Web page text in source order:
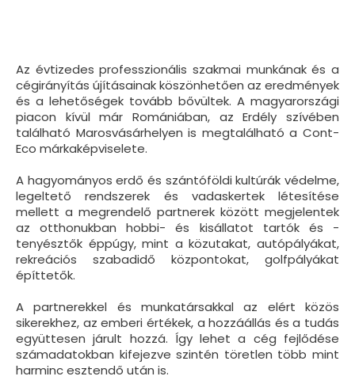
Az évtizedes professzionális szakmai munkának és a
cégirányítás újításai­nak köszönhetően az eredmények
és a lehetőségek tovább bővültek. A magyarországi
piacon kívül már Romániában, az Erdély szívében
található Marosvásárhelyen is megtalálható a Cont-
Eco márkaképviselete.
A hagyományos erdő és szántóföldi kultúrák védelme,
legeltető rendszerek és vadaskertek létesítése
mellett a megrendelő partnerek között megjelentek
az otthonukban hobbi- és kisállatot tartók és -
tenyésztők éppúgy, mint a közutakat, autópályákat,
rekreációs szabadidő központokat, golfpályákat
építtetők.
A partnerekkel és munkatársakkal az elért közös
sikerekhez, az emberi értékek, a hozzáállás és a tudás
együttesen járult hozzá. Így lehet a cég fejlődése
számadatokban kifejezve szintén töretlen több mint
harminc esztendő után is.